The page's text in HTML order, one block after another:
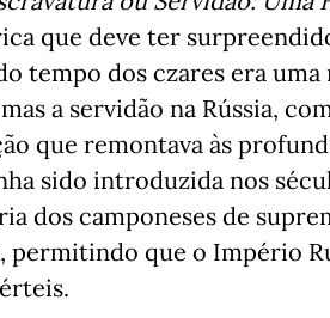
que deve ter
tempo dos czares era
a servidão na Rússia,
que remontava às
sido introduzida nos
dos camponeses de
permitindo que o Império